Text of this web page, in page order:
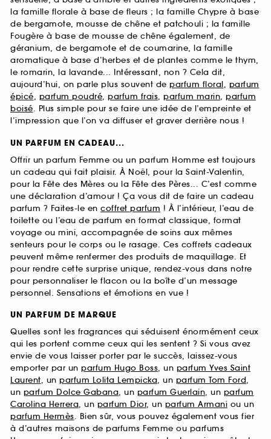
la famille florale à base de fleurs ; la famille Chypre à base
de bergamote, mousse de chêne et patchouli ; la famille
Fougère à base de mousse de chêne également, de
géranium, de bergamote et de coumarine, la famille
aromatique à base d’herbes et de plantes comme le thym,
le romarin, la lavande... Intéressant, non ? Cela dit,
aujourd’hui, on parle plus souvent de parfum floral, parfum
épicé, parfum poudré, parfum frais, parfum marin, parfum
boisé. Plus simple pour se faire une idée de l’empreinte et
l’impression que l’on va diffuser et graver derrière nous !
UN PARFUM EN CADEAU...
Offrir un parfum Femme ou un parfum Homme est toujours
un cadeau qui fait plaisir. À Noël, pour la Saint-Valentin,
pour la Fête des Mères ou la Fête des Pères... C’est comme
une déclaration d’amour ! Ça vous dit de faire un cadeau
parfum ? Faites-le en coffret parfum ! À l’intérieur, l’eau de
toilette ou l’eau de parfum en format classique, format
voyage ou mini, accompagnée de soins aux mêmes
senteurs pour le corps ou le rasage. Ces coffrets cadeaux
peuvent même renfermer des produits de maquillage. Et
pour rendre cette surprise unique, rendez-vous dans notre
pour personnaliser le flacon ou la boîte d’un message
personnel. Sensations et émotions en vue !
UN PARFUM DE MARQUE
Quelles sont les fragrances qui séduisent énormément ceux
qui les portent comme ceux qui les sentent ? Si vous avez
envie de vous laisser porter par le succès, laissez-vous
emporter par un parfum Hugo Boss, un parfum Yves Saint
Laurent, un parfum Lolita Lempicka, un parfum Tom Ford,
un parfum Dolce Gabana, un parfum Guerlain, un parfum
Carolina Herrera, un parfum Dior, un parfum Armani ou un
parfum Hermès. Bien sûr, vous pouvez également vous fier
à d’autres maisons de parfums Femme ou parfums